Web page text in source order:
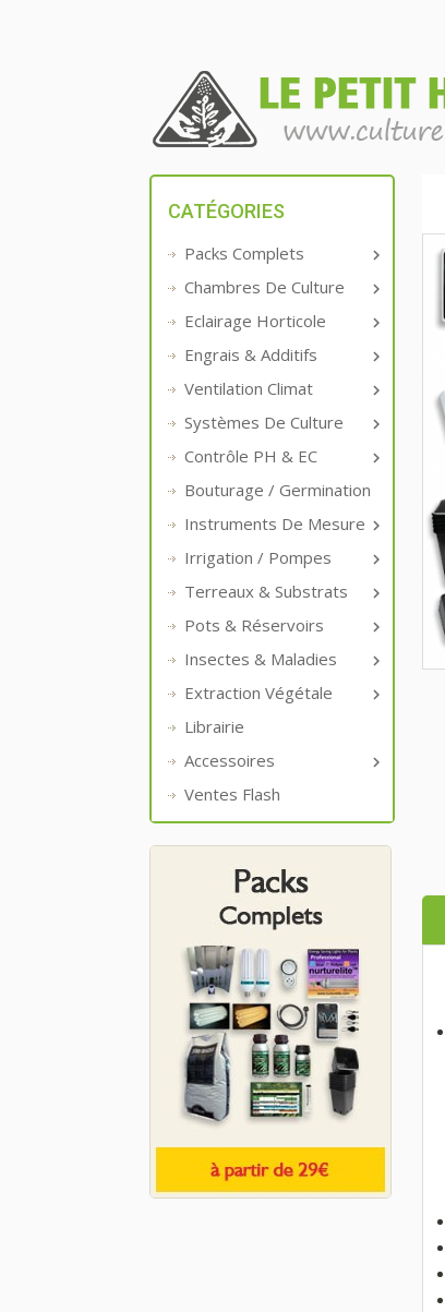
CATÉGORIES

Packs Complets

Chambres De Culture

Eclairage Horticole

Engrais & Additifs

Ventilation Climat

Systèmes De Culture

Contrôle PH & EC
Bouturage / Germination

Instruments De Mesure

Irrigation / Pompes

Terreaux & Substrats

Pots & Réservoirs

Insectes & Maladies

Extraction Végétale
Librairie

Accessoires
Ventes Flash